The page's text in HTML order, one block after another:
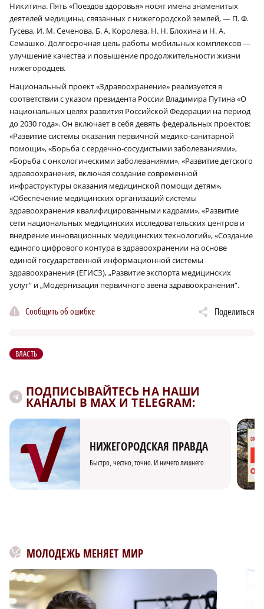
Никитина. Пять «Поездов здоровья» носят имена знаменитых
деятелей медицины, связанных с нижегородской землей, — П. Ф.
Гусева, И. М. Сеченова, Б. А. Королева, Н. Н. Блохина и Н. А.
Семашко. Долгосрочная цель работы мобильных комплексов —
улучшение качества и повышение продолжительности жизни
нижегородцев.
Национальный проект «Здравоохранение» реализуется в
соответствии с указом президента России Владимира Путина «О
национальных целях развития Российской Федерации на период
до 2030 года». Он включает в себя девять федеральных проектов:
«Развитие системы оказания первичной медико-санитарной
помощи», «Борьба с сердечно-сосудистыми заболеваниями»,
«Борьба с онкологическими заболеваниями», «Развитие детского
здравоохранения, включая создание современной
инфраструктуры оказания медицинской помощи детям»,
«Обеспечение медицинских организаций системы
здравоохранения квалифицированными кадрами», «Развитие
сети национальных медицинских исследовательских центров и
внедрение инновационных медицинских технологий», «Создание
единого цифрового контура в здравоохранении на основе
единой государственной информационной системы
здравоохранения (ЕГИСЗ), „Развитие экспорта медицинских
услуг“ и „Модернизация первичного звена здравоохранения“.
Сообщить об ошибке Поделиться
ВЛАСТЬ
ПОДПИСЫВАЙТЕСЬ НА НАШИ
КАНАЛЫ В MAX И TELEGRAM:
НИЖЕГОРОДСКАЯ ПРАВДА
Быстро, честно, точно. И ничего лишнего
МОЛОДЕЖЬ МЕНЯЕТ МИР